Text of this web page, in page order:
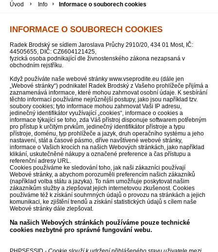
Úvod Info Informace o souborech cookies
INFORMACE O SOUBORECH COOKIES
Radek Brodský se sídlem Jaroslava Průchy 2910/20, 434 01 Most, IČ:
44505655, DIČ: CZ6604121425,
fyzická osoba podnikající dle živnostenského zákona nezapsaná v
obchodním rejstříku.
Když používáte naše webové stránky www.vseprodite.eu (dále jen
„Webové stránky“) podnikatel Radek Brodský z Vašeho prohlížeče přijímá a
zaznamenává informace, které mohou zahrnovat osobní údaje. K sesbírání
těchto informací používáme nejrůznější postupy, jako jsou například tzv.
soubory cookies; tyto informace mohou zahrnovat Vaši IP adresu,
jedinečný identifikátor využívající „cookies“, informace o cookies a
informace týkající se toho, zda Váš přístroj disponuje softwarem potřebným
pro přístup k určitým prvkům, jedinečný identifikátor přístroje a typu
přístroje, doménu, typ prohlížeče a jazyk, druh operačního systému a jeho
nastavení, stát a časové pásmo, dříve navštívené webové stránky,
informace o Vašich krocích na našich Webových stránkách, jako například
klikání, uskutečněné nákupy a označené preference a čas přístupu a
referenční adresy URL.
Cookies používáme ke sledování toho, jak naši zákazníci používají
Webové stránky, a abychom porozuměli preferencím našich zákazníků
(například volba státu a jazyka). To nám umožňuje poskytovat našim
zákazníkům služby a zlepšovat jejich internetovou zkušenost. Cookies
používáme též k získání souhrnných údajů o provozu na stránkách a jejich
komunikaci, ke zjištění trendů a získání statistických údajů s cílem naše
Webové stránky dále zlepšovat.
Na našich Webových stránkách používáme pouze technické
cookies nezbytné pro správné fungování webu.